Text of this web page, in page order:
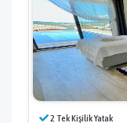
2 Tek Kişilik Yatak